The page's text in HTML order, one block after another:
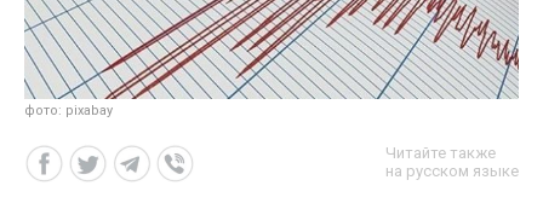
фото: pixabay
Читайте также
на русском языке